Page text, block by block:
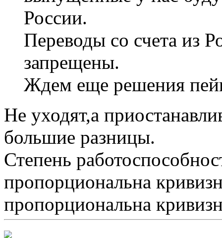
России.
Переводы со счета из
запрещены.
Ждем еще решения
Не уходят,а
большие разницы.
Степень
пропорциональна
пропорциональна